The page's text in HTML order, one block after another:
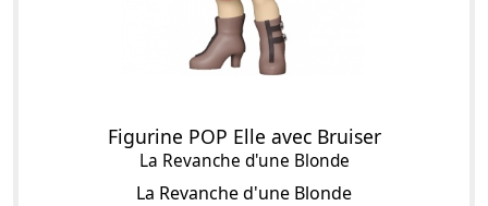
Figurine POP Elle avec Bruiser
La Revanche d'une Blonde
La Revanche d'une Blonde